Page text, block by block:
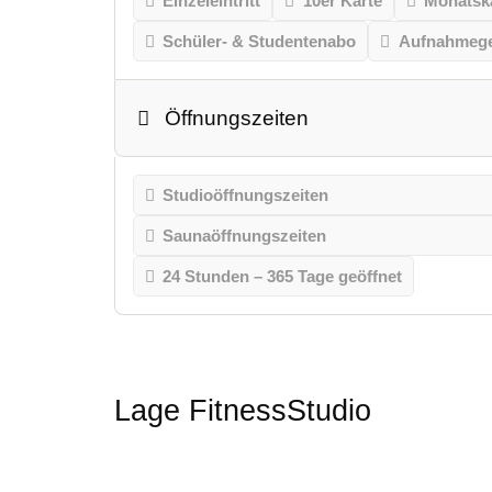
Schüler- & Studentenabo
Öffnungszeiten
Studioöffnungszeiten
Saunaöffnungszeiten
24 Stunden – 365 Tage geöffnet
Lage FitnessStudio